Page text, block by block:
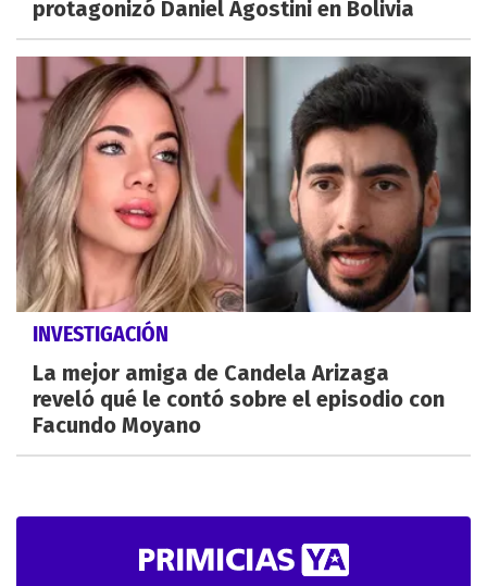
protagonizó Daniel Agostini en Bolivia
INVESTIGACIÓN
La mejor amiga de Candela Arizaga
reveló qué le contó sobre el episodio con
Facundo Moyano